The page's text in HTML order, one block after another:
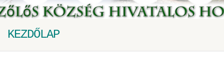
KEZDŐLAP